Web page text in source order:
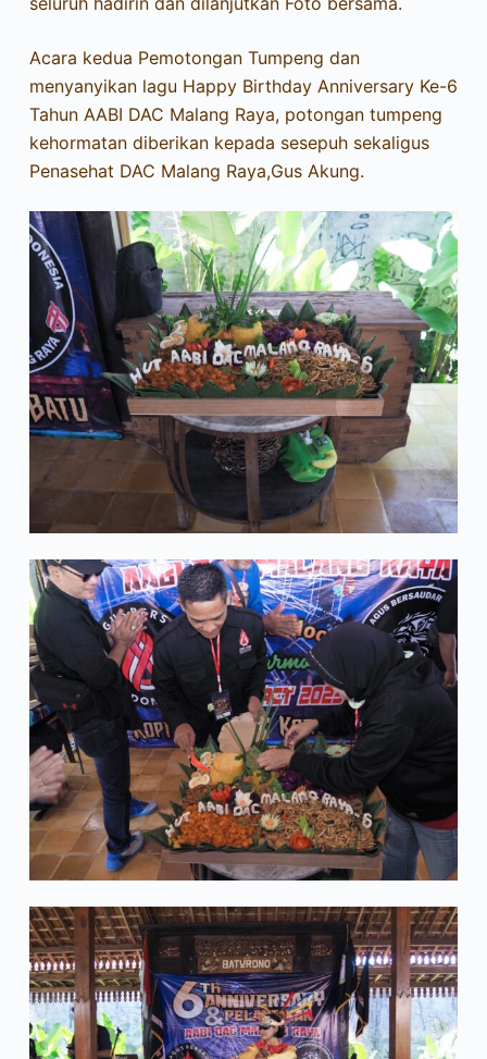
Acara kedua Pemotongan Tumpeng dan
menyanyikan lagu Happy Birthday Anniversary Ke-6
Tahun AABI DAC Malang Raya, potongan tumpeng
kehormatan diberikan kepada sesepuh sekaligus
Penasehat DAC Malang Raya,Gus Akung.